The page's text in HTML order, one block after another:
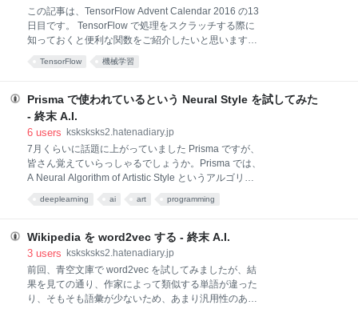
たり）、下図のように 以降をモンテカルロ法により生
成し、その結果も含めて本物か生成したものかを識別
モデルに判定させることにより、 から を求めた結果の
評価値を決定します。 ※ 論文から抜粋 この部分を式で
この記事は、TensorFlow Advent Calendar 2016 の13
日目です。 TensorFlow で処理をスクラッチする際に
知っておくと便利な関数をご紹介したいと思います。
以降の説明は、TensorFlow v0.11.0 の動作に基づいて
説明しています。挙動や名称がバージョンによって変
な演算子とブロードキャスティング まずは、基本的な
演算処理である四則演算の挙動と matmul についてご
紹介します。 TensorFlow でも基本的な演算子といえ
ちらに記載のように、基本的にそれぞれの要素ごとに
該当する演算を行った（* の場合は、要素ごとに * を
適用した）結果を、出力するテンソルの要素としま
す。 a = tf.Variable([[1, 2], [3,
TensorFlow 機械学習
Prisma で使われているという Neural Style を試してみた
- 終末 A.I.
6 users
ksksksks2.hatenadiary.jp
7月くらいに話題に上がっていました Prisma ですが、
皆さん覚えていらっしゃるでしょうか。Prisma では、
A Neural Algorithm of Artistic Style というアルゴリズ
ますが、10月の頭にその高速化手法であるPerceptual
Resolution が著者自身の手によりソースコードととも
に公開されました。ちなみに論文自体は3月ごろには
arxive に公開されており、yusuketomoto 氏による
Chainer 実装 がほぼ同時期に公開されています。この
手法では、低解像度の画像であればGPUを使用してほ
deeplearning ai art programming
Wikipedia を word2vec する - 終末 A.I.
3 users
ksksksks2.hatenadiary.jp
前回、青空文庫で word2vec を試してみましたが、結
果を見ての通り、作家によって類似する単語が違った
り、そもそも語彙が少ないため、あまり汎用性のある